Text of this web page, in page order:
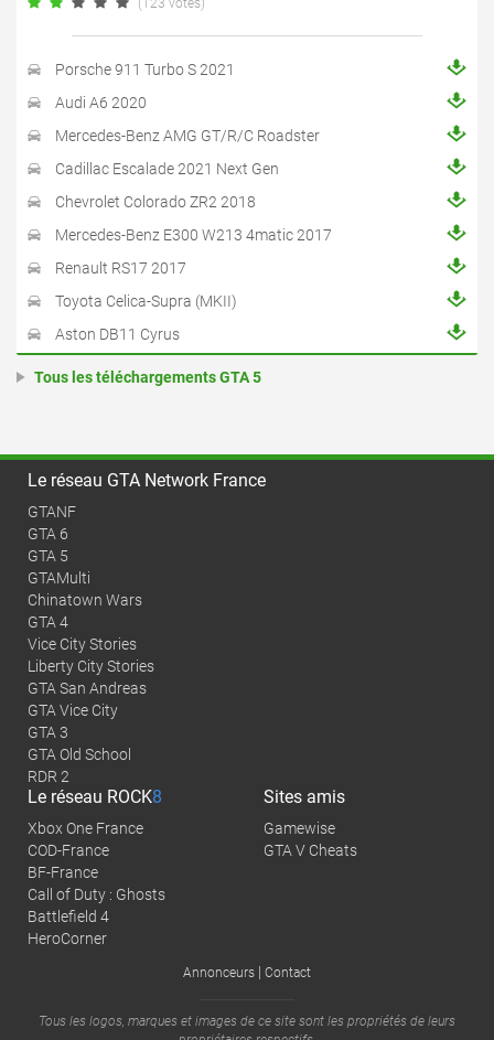
(123 votes)
Porsche 911 Turbo S 2021
Audi A6 2020
Mercedes-Benz AMG GT/R/C Roadster
Cadillac Escalade 2021 Next Gen
Chevrolet Colorado ZR2 2018
Mercedes-Benz E300 W213 4matic 2017
Renault RS17 2017
Toyota Celica-Supra (MKII)
Aston DB11 Cyrus
Tous les téléchargements GTA 5
Le réseau GTA Network France
GTANF
GTA 6
GTA 5
GTAMulti
Chinatown Wars
GTA 4
Vice City Stories
Liberty City Stories
GTA San Andreas
GTA Vice City
GTA 3
GTA Old School
RDR 2
Le réseau ROCK8
Xbox One France
COD-France
BF-France
Call of Duty : Ghosts
Battlefield 4
HeroCorner
Sites amis
Gamewise
GTA V Cheats
Annonceurs | Contact
Tous les logos, marques et images de ce site sont les propriétés de leurs